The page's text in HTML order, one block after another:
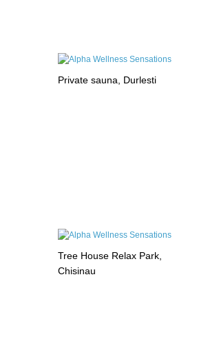
Private sauna, Durlesti
Tree House Relax Park,
Chisinau